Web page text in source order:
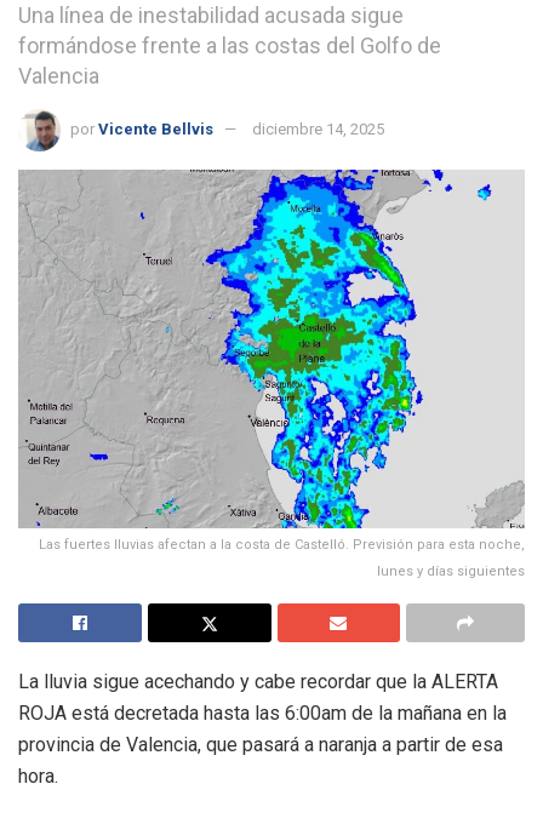
Una línea de inestabilidad acusada sigue
formándose frente a las costas del Golfo de
Valencia
por Vicente Bellvis diciembre 14, 2025
Las fuertes lluvias afectan a la costa de Castelló. Previsión para esta noche,
lunes y días siguientes
La lluvia sigue acechando y cabe recordar que la ALERTA
ROJA está decretada hasta las 6:00am de la mañana en la
provincia de Valencia, que pasará a naranja a partir de esa
hora.